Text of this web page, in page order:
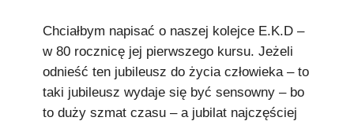
🖶 Drukuj
🔍
redakcja@podkowianskimagazyn.pl
Chciałbym napisać o naszej kolejce E.K.D –
w 80 rocznicę jej pierwszego kursu. Jeżeli
odnieść ten jubileusz do życia człowieka – to
taki jubileusz wydaje się być sensowny – bo
to duży szmat czasu – a jubilat najczęściej